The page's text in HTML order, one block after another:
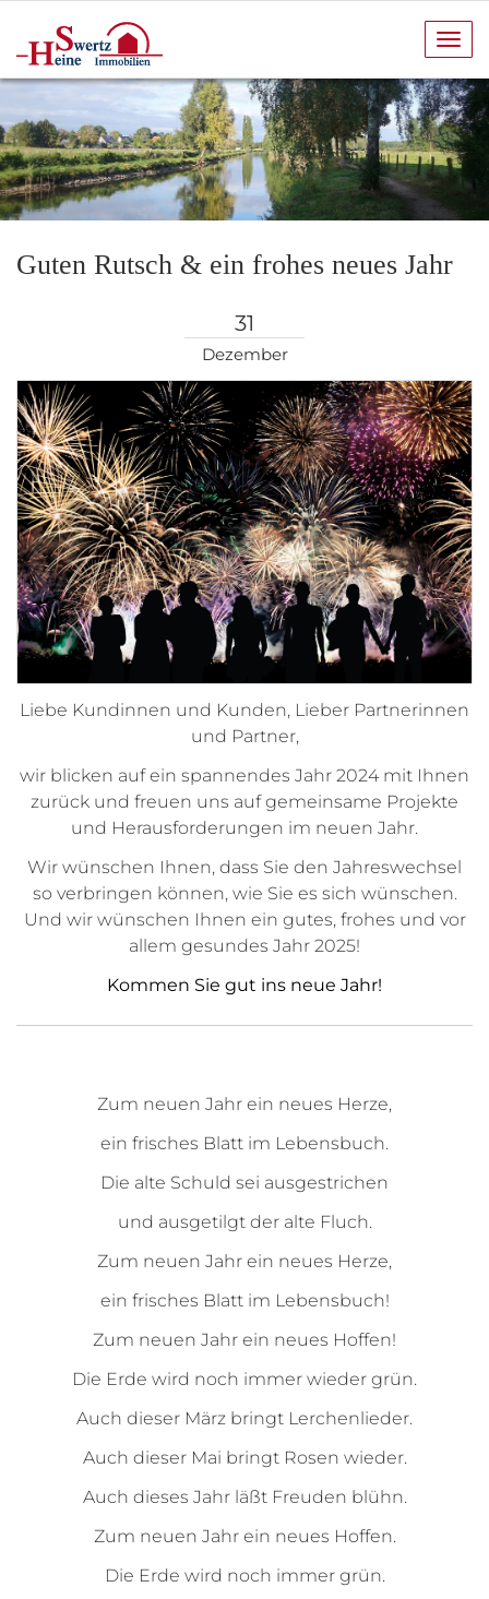
Guten Rutsch & ein frohes neues Jahr
31
Dezember
Liebe Kundinnen und Kunden, Lieber Partnerinnen
und Partner,
wir blicken auf ein spannendes Jahr 2024 mit Ihnen
zurück und freuen uns auf gemeinsame Projekte
und Herausforderungen im neuen Jahr.
Wir wünschen Ihnen, dass Sie den Jahreswechsel
so verbringen können, wie Sie es sich wünschen.
Und wir wünschen Ihnen ein gutes, frohes und vor
allem gesundes Jahr 2025!
Kommen Sie gut ins neue Jahr!
Zum neuen Jahr ein neues Herze,
ein frisches Blatt im Lebensbuch.
Die alte Schuld sei ausgestrichen
und ausgetilgt der alte Fluch.
Zum neuen Jahr ein neues Herze,
ein frisches Blatt im Lebensbuch!
Zum neuen Jahr ein neues Hoffen!
Die Erde wird noch immer wieder grün.
Auch dieser März bringt Lerchenlieder.
Auch dieser Mai bringt Rosen wieder.
Auch dieses Jahr läßt Freuden blühn.
Zum neuen Jahr ein neues Hoffen.
Die Erde wird noch immer grün.